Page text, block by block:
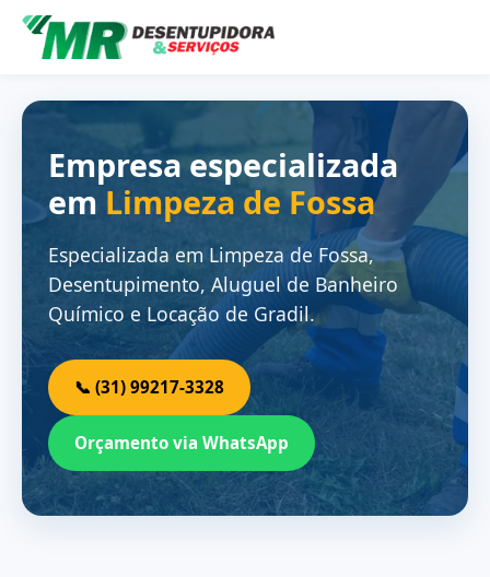
Empresa especializada
em Limpeza de Fossa
Especializada em Limpeza de Fossa,
Desentupimento, Aluguel de Banheiro
Químico e Locação de Gradil.
📞 (31) 99217-3328
Orçamento via WhatsApp